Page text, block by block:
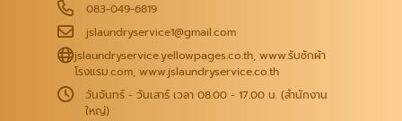
083-049-6819
jslaundryservice1@gmail.com
jslaundryservice.yellowpages.co.th, www.รับซักผ้า
โรงแรม.com, www.jslaundryservice.co.th
วันจันทร์ - วันเสาร์ เวลา 08.00 - 17.00 น. (สำนักงาน
ใหญ่)